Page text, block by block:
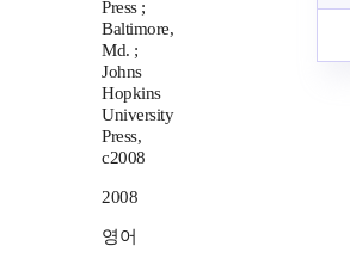
Press ;
Baltimore,
Md. ;
Johns
Hopkins
University
Press,
c2008
2008
영어